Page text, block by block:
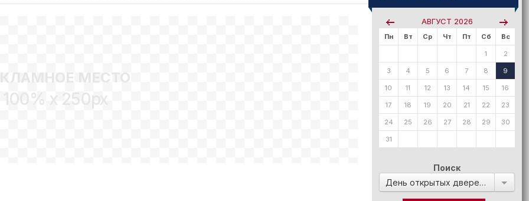
МЕСТО
100% x 250px
АВГУСТ 2026
Пн Вт Ср Чт Пт Сб Вс
1 2
3 4 5 6 7 8 9
10 11 12 13 14 15 16
17 18 19 20 21 22 23
24 25 26 27 28 29 30
31
Поиск
День открытых дверей в: